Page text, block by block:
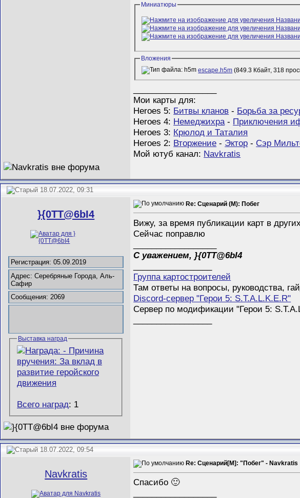
Миниатюры
Вложения
escape.h5m (849.3 Кбайт, 318
Мои карты для:
Heroes 5: Битвы кланов - Борьба за
Heroes 4: Немеджихра - Приключения
Heroes 3: Крюлод и Таталия
Heroes 2: Вторжение - Эктор - Сэр
Мой ютуб канал: Navkratis
18.07.2022, 09:31
}{0TT@6bI4
Регистрация: 05.09.2019
Адрес: Серебряные Города, Аль-
Сафир
Сообщения: 2069
Выставка наград
Всего наград: 1
Re: Сценарий (M): Побег
Вижу, за время публикации карт в
Сейчас поправлю
С уважением, }{0TT@6bI4
Группа картостроителей
Там ответы на вопросы, руководства,
Discord-сервер "Герои 5: S.T.A.L.K.E.R"
Сервер по модификации "Герои 5:
18.07.2022, 09:54
Navkratis
Re: Сценарий[M]: "Побег" - Navkratis
Спасибо 🙂